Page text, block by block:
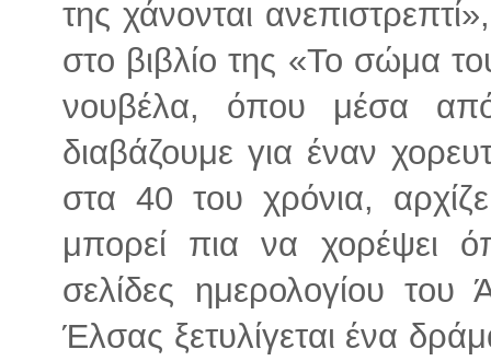
της χάνονται
στο βιβλίο της «Το σώμα
νουβέλα, όπου μέσα
διαβάζουμε για έναν
στα 40 του χρόνια,
μπορεί πια να χορέψει
σελίδες ημερολογίου του
Έλσας ξετυλίγεται ένα